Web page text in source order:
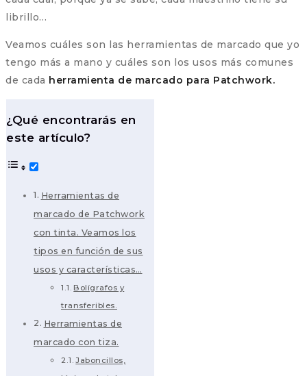
librillo…
Veamos cuáles son las herramientas de marcado que yo
tengo más a mano y cuáles son los usos más comunes
de cada herramienta de marcado para Patchwork.
¿Qué encontrarás en
este artículo?
Herramientas de
marcado de Patchwork
con tinta. Veamos los
tipos en función de sus
usos y características…
Bolígrafos y
transferibles.
Herramientas de
marcado con tiza.
Jaboncillos,